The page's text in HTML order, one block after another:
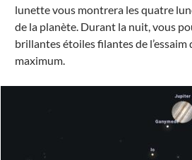
lunette vous montrera les quatre
de la planète. Durant la nuit, vous
brillantes étoiles filantes de l’essaim
maximum.